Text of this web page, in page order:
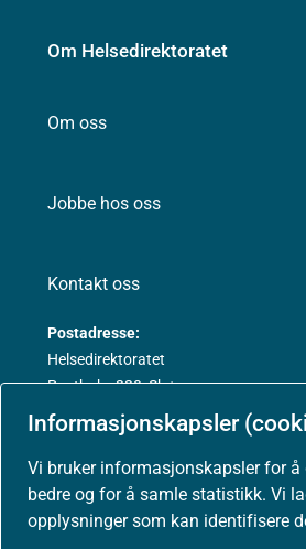
Informasjonskapsler
Vi bruker informasjonskapsler for å
bedre og for å samle statistikk. Vi
opplysninger som kan identifisere
Om Helsedirektoratet
Om oss
Jobbe hos oss
Kontakt oss
Postadresse:
Helsedirektoratet
Postboks 220, Skøyen
0213 Oslo